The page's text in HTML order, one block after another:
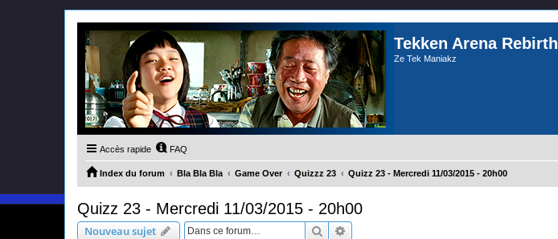
Tekken Arena Rebirth
Ze Tek Maniakz
Accès rapide FAQ
Index du forum Bla Bla Bla Game Over Quizzz 23 Quizz 23 - Mercredi 11/03/2015 - 20h00
Quizz 23 - Mercredi 11/03/2015 - 20h00
Nouveau sujet Rechercher